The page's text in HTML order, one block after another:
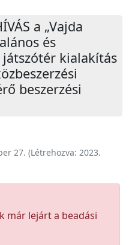
a „Vajda
és
kialakítás
beszerzési
27. (Létrehozva: 2023.
már lejárt a beadási